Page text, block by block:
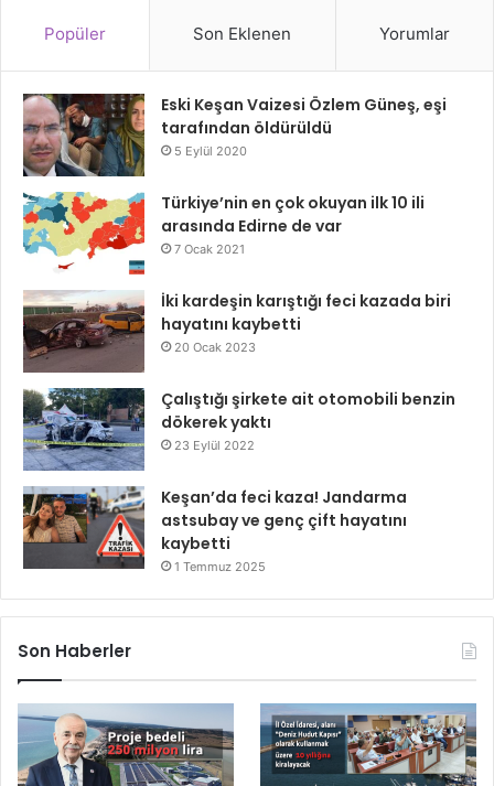
Popüler Son Eklenen Yorumlar
Eski Keşan Vaizesi Özlem Güneş, eşi
tarafından öldürüldü
5 Eylül 2020
Türkiye’nin en çok okuyan ilk 10 ili
arasında Edirne de var
7 Ocak 2021
İki kardeşin karıştığı feci kazada biri
hayatını kaybetti
20 Ocak 2023
Çalıştığı şirkete ait otomobili benzin
dökerek yaktı
23 Eylül 2022
Keşan’da feci kaza! Jandarma
astsubay ve genç çift hayatını
kaybetti
1 Temmuz 2025
Son Haberler